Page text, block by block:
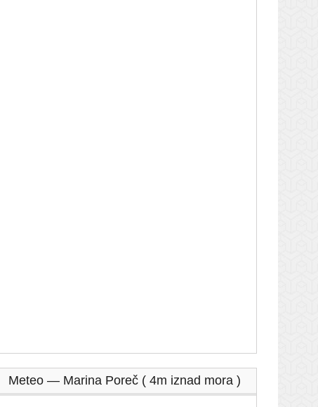
Meteo — Marina Poreč ( 4m iznad mora )